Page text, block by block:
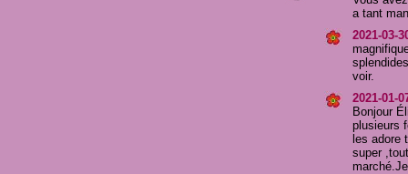
a tant
2021-03-
voir.
2021-01-
Bonjour
plusieurs
les adore
super